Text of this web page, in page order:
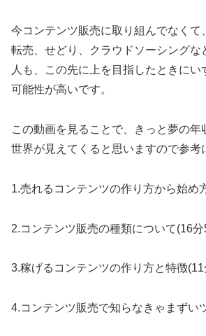
今コンテンツ販売に取り組んでなくて
転売、せどり、クラウドソーシングな
人も、この先に上を目指したときにい
可能性が高いです。
この動画を見ることで、きっと夢の年
世界が見えてくると思いますので参考
1.売れるコンテンツの作り方から始め
2.コンテンツ販売の種類について(16
3.稼げるコンテンツの作り方と特徴
4.コンテンツ販売で知らなきゃまずい